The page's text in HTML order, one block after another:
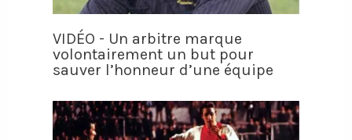
VIDÉO - Un arbitre marque
volontairement un but pour
sauver l’honneur d’une équipe